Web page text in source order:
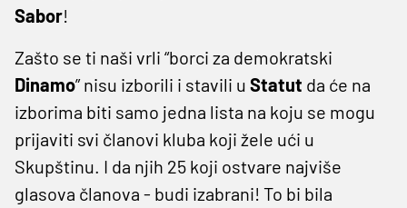
Sabor!
Zašto se ti naši vrli “borci za demokratski
Dinamo” nisu izborili i stavili u Statut da će na
izborima biti samo jedna lista na koju se mogu
prijaviti svi članovi kluba koji žele ući u
Skupštinu. I da njih 25 koji ostvare najviše
glasova članova - budi izabrani! To bi bila